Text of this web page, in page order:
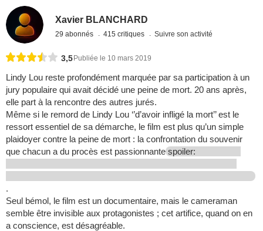
Xavier BLANCHARD
29 abonnés 415 critiques Suivre son activité
3,5 Publiée le 10 mars 2019
Lindy Lou reste profondément marquée par sa participation à un
jury populaire qui avait décidé une peine de mort. 20 ans après,
elle part à la rencontre des autres jurés.
Même si le remord de Lindy Lou ‘’d’avoir infligé la mort’’ est le
ressort essentiel de sa démarche, le film est plus qu’un simple
plaidoyer contre la peine de mort : la confrontation du souvenir
que chacun a du procès est passionnante spoiler:
.
Seul bémol, le film est un documentaire, mais le cameraman
semble être invisible aux protagonistes ; cet artifice, quand on en
a conscience, est désagréable.